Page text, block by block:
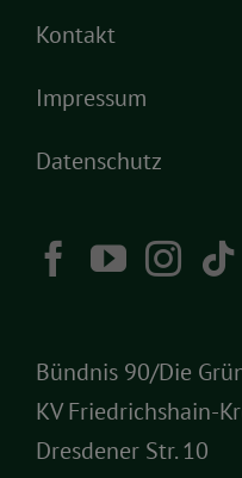
Kontakt
Impressum
Datenschutz
Bündnis 90/Die
KV Friedrichshain-
Dresdener Str. 10